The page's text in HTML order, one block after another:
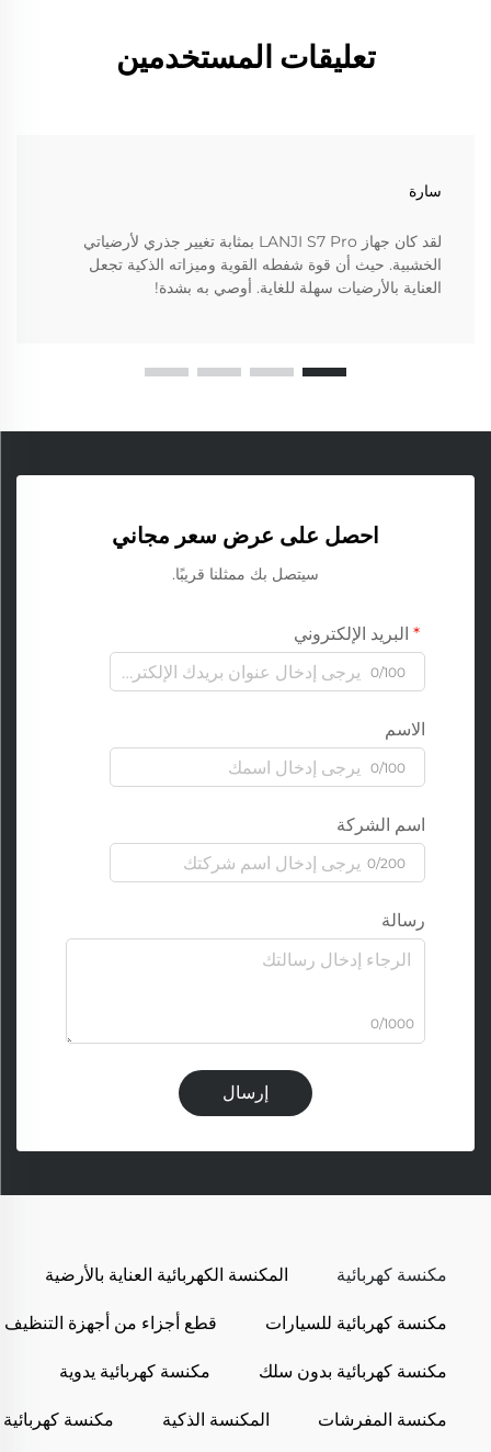
تعليقات المستخدمين
سارة
لقد كان جهاز LANJI S7 Pro بمثابة تغيير جذري لأرضياتي
الخشبية. حيث أن قوة شفطه القوية وميزاته الذكية تجعل
العناية بالأرضيات سهلة للغاية. أوصي به بشدة!
احصل على عرض سعر مجاني
سيتصل بك ممثلنا قريبًا.
البريد الإلكتروني
0/100
الاسم
0/100
اسم الشركة
0/200
رسالة
0/1000
إرسال
مكنسة كهربائية
المكنسة الكهربائية العناية بالأرضية
مكنسة كهربائية للسيارات
قطع أجزاء من أجهزة التنظيف
مكنسة كهربائية بدون سلك
مكنسة كهربائية يدوية
مكنسة المفرشات
المكنسة الذكية
مكنسة كهربائية